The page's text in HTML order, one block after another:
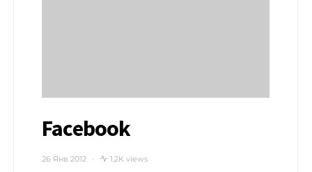
Facebook
26 Янв 2012 1,2K views